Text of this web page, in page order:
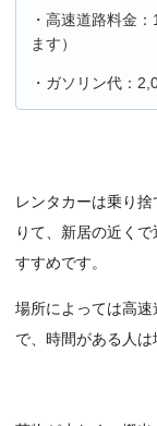
・高速道路料金
ます）
・ガソリン代：
レンタカーは乗り
りて、新居の近く
すすめです。
場所によっては高
で、時間がある人は